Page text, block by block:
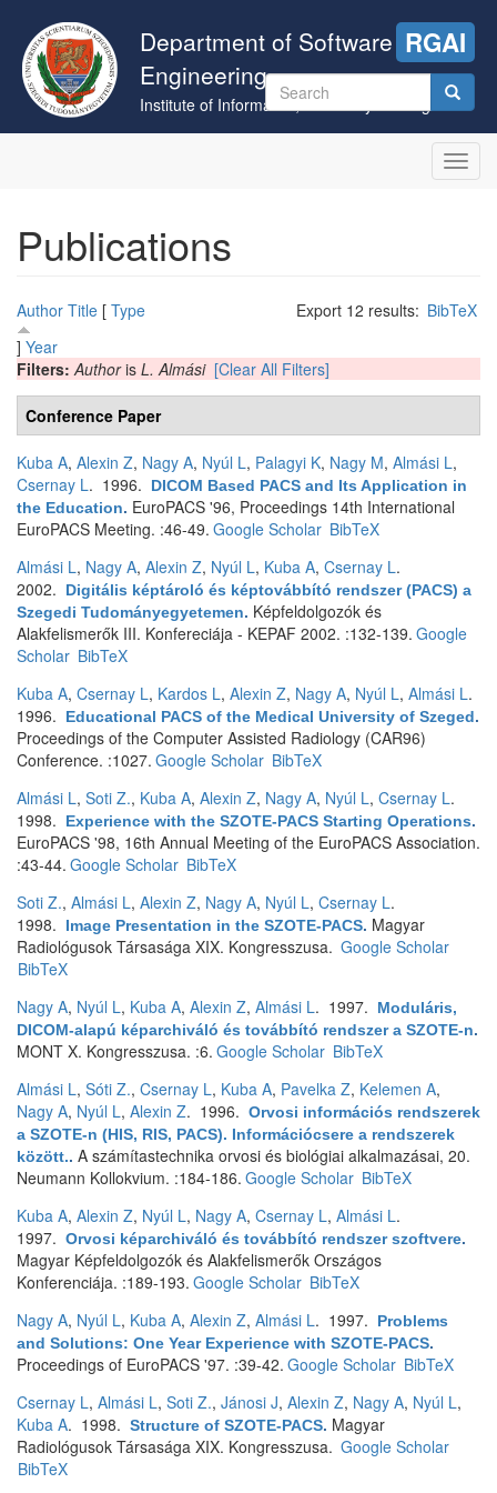
main
content
Department of Software
Engineering
Institute of Informatics, University of Szeged
RGAI
Search
form
Publications
Export 12 results: BibTeX
Author Title [ Type
] Year
Filters:Authoris L. Almási [Clear All Filters]
Conference Paper
Kuba A, Alexin Z, Nagy A, Nyúl L, Palagyi K, Nagy M, Almási L,
Csernay L. 1996.
DICOM Based PACS and Its Application in
the Education. EuroPACS '96, Proceedings 14th International
EuroPACS Meeting. :46-49. Google Scholar BibTeX
Almási L, Nagy A, Alexin Z, Nyúl L, Kuba A, Csernay L.
2002.
Digitális képtároló és képtovábbító rendszer (PACS) a
Szegedi Tudományegyetemen. Képfeldolgozók és
Alakfelismerők III. Konfereciája - KEPAF 2002. :132-139. Google
Scholar BibTeX
Kuba A, Csernay L, Kardos L, Alexin Z, Nagy A, Nyúl L, Almási L.
1996.
Educational PACS of the Medical University of Szeged.
Proceedings of the Computer Assisted Radiology (CAR96)
Conference. :1027. Google Scholar BibTeX
Almási L, Soti Z., Kuba A, Alexin Z, Nagy A, Nyúl L, Csernay L.
1998.
Experience with the SZOTE-PACS Starting Operations.
EuroPACS '98, 16th Annual Meeting of the EuroPACS Association.
:43-44. Google Scholar BibTeX
Soti Z., Almási L, Alexin Z, Nagy A, Nyúl L, Csernay L.
1998.
Image Presentation in the SZOTE-PACS. Magyar
Radiológusok Társasága XIX. Kongresszusa. Google Scholar
BibTeX
Nagy A, Nyúl L, Kuba A, Alexin Z, Almási L. 1997.
Moduláris,
DICOM-alapú képarchiváló és továbbító rendszer a SZOTE-n.
MONT X. Kongresszusa. :6. Google Scholar BibTeX
Almási L, Sóti Z., Csernay L, Kuba A, Pavelka Z, Kelemen A,
Nagy A, Nyúl L, Alexin Z. 1996. Orvosi információs rendszerek
a SZOTE-n (HIS, RIS, PACS). Információcsere a rendszerek
között.. A számítastechnika orvosi és biológiai alkalmazásai, 20.
Neumann Kollokvium. :184-186. Google Scholar BibTeX
Kuba A, Alexin Z, Nyúl L, Nagy A, Csernay L, Almási L.
1997. Orvosi képarchiváló és továbbító rendszer szoftvere.
Magyar Képfeldolgozók és Alakfelismerők Országos
Konferenciája. :189-193. Google Scholar BibTeX
Nagy A, Nyúl L, Kuba A, Alexin Z, Almási L. 1997.
Problems
and Solutions: One Year Experience with SZOTE-PACS.
Proceedings of EuroPACS '97. :39-42. Google Scholar BibTeX
Csernay L, Almási L, Soti Z., Jánosi J, Alexin Z, Nagy A, Nyúl L,
Kuba A. 1998. Structure of SZOTE-PACS. Magyar
Radiológusok Társasága XIX. Kongresszusa. Google Scholar
BibTeX